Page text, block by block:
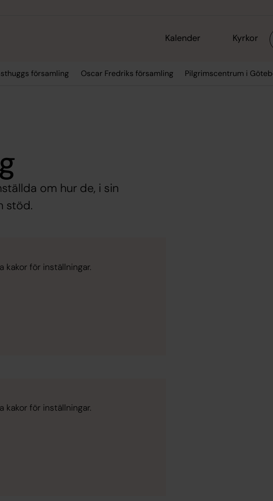
Kalender Kyrkor
församling Oscar Fredriks församling Pilgrimscentrum i
om hur de, i sin
stöd.
för inställningar.
för inställningar.